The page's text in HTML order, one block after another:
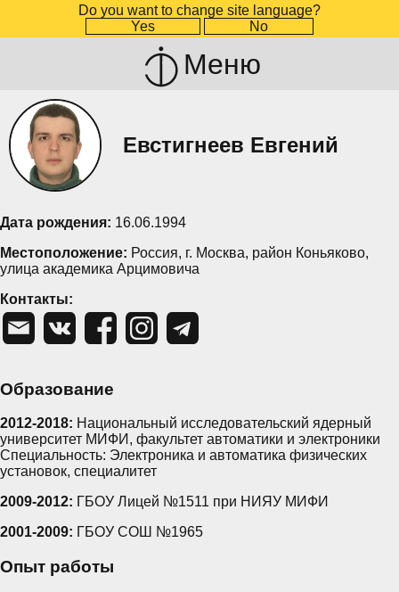
Do you want to change site language?
Yes
No
Меню
Евстигнеев Евгений
Дата рождения: 16.06.1994
Местоположение: Россия, г. Москва, район Коньяково,
улица академика Арцимовича
Контакты:
Образование
2012-2018: Национальный исследовательский ядерный
университет МИФИ, факультет автоматики и электроники
Специальность: Электроника и автоматика физических
установок, специалитет
2009-2012: ГБОУ Лицей №1511 при НИЯУ МИФИ
2001-2009: ГБОУ СОШ №1965
Опыт работы